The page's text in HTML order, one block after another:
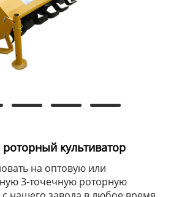
культиватор
на оптовую или
3-точечную роторную